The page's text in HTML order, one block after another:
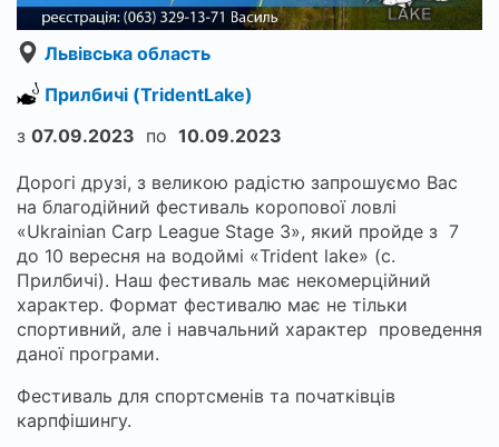
Львівська область
Прилбичі (TridentLake)
з 07.09.2023 по 10.09.2023
Дорогі друзі, з великою радістю запрошуємо Вас
на благодійний фестиваль коропової ловлі
«Ukrainian Carp League Stage 3», який пройде з 7
до 10 вересня на водоймі «Trident lake» (с.
Прилбичі). Наш фестиваль має некомерційний
характер. Формат фестивалю має не тільки
спортивний, але і навчальний характер проведення
даної програми.
Фестиваль для спортсменів та початківців
карпфішингу.